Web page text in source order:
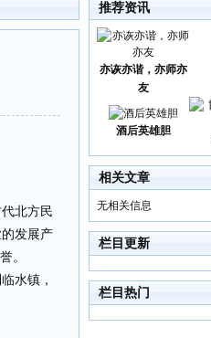
北方民
发展产
。
水镇，
推荐资讯
亦诙亦谐，亦师亦
友
酒后英雄胆
相关文章
无相关信息
栏目更新
栏目热门